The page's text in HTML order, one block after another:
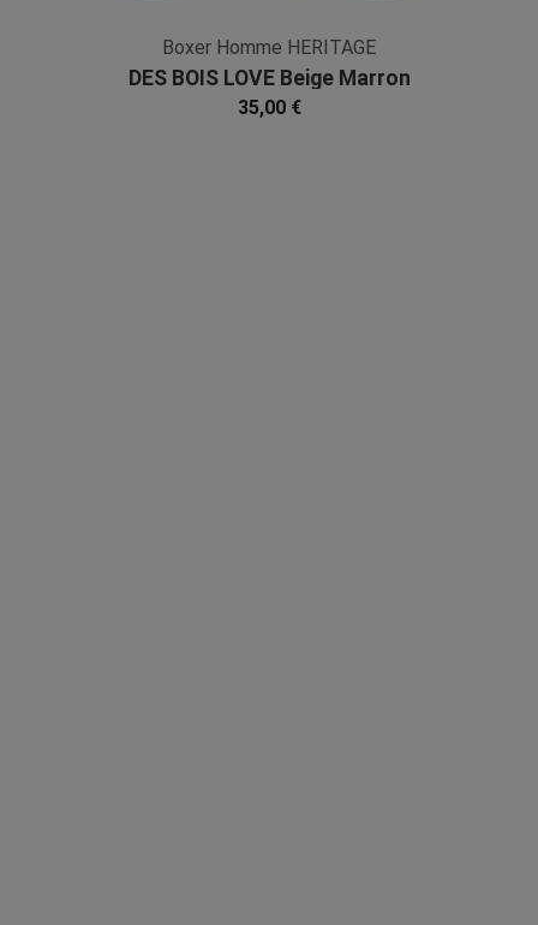
Boxer Homme HERITAGE
DES BOIS LOVE Beige Marron
Microfibre
35,00 €